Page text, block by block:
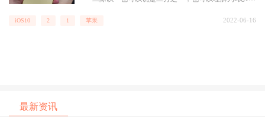
有朋友想升级IOS2官方系统，有一个提示是无法验
iOS10 2 1 苹果 2022-06-16
最新资讯